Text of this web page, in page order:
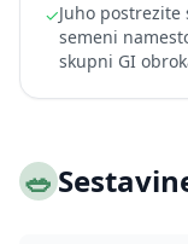
✓Juho
semeni
skupni GI
🥗